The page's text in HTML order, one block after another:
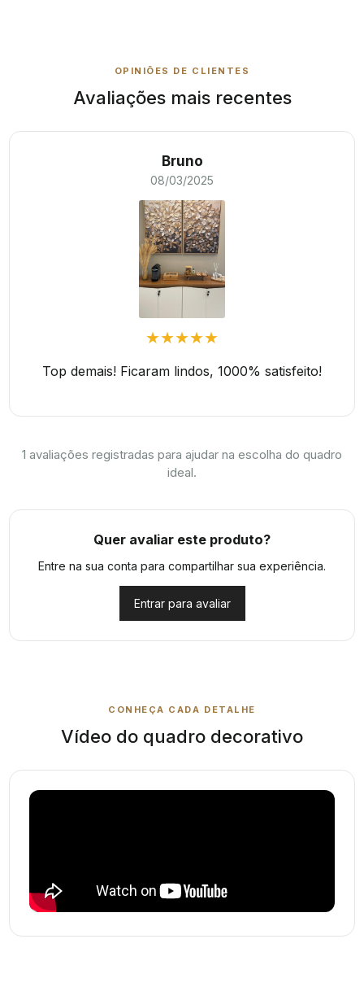
OPINIÕES DE CLIENTES
Avaliações mais recentes
Bruno
08/03/2025
★★★★★
Top demais! Ficaram lindos, 1000% satisfeito!
1 avaliações registradas para ajudar na escolha do quadro
ideal.
Quer avaliar este produto?
Entre na sua conta para compartilhar sua experiência.
Entrar para avaliar
CONHEÇA CADA DETALHE
Vídeo do quadro decorativo